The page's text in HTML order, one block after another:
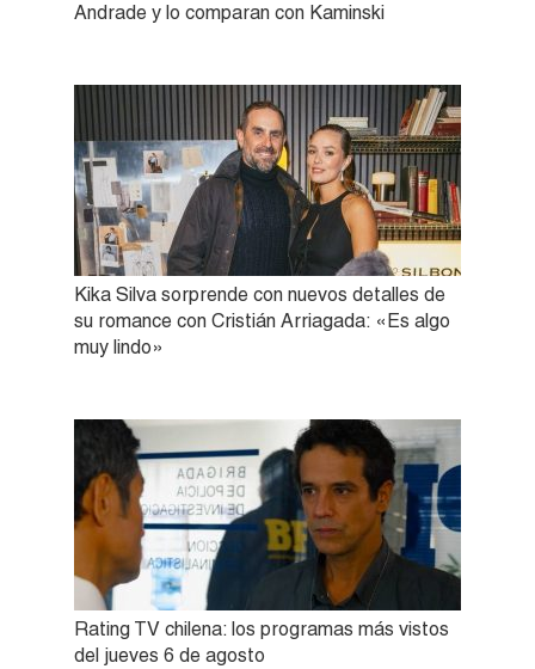
Andrade y lo comparan con Kaminski
Kika Silva sorprende con nuevos detalles de
su romance con Cristián Arriagada: «Es algo
muy lindo»
Rating TV chilena: los programas más vistos
del jueves 6 de agosto